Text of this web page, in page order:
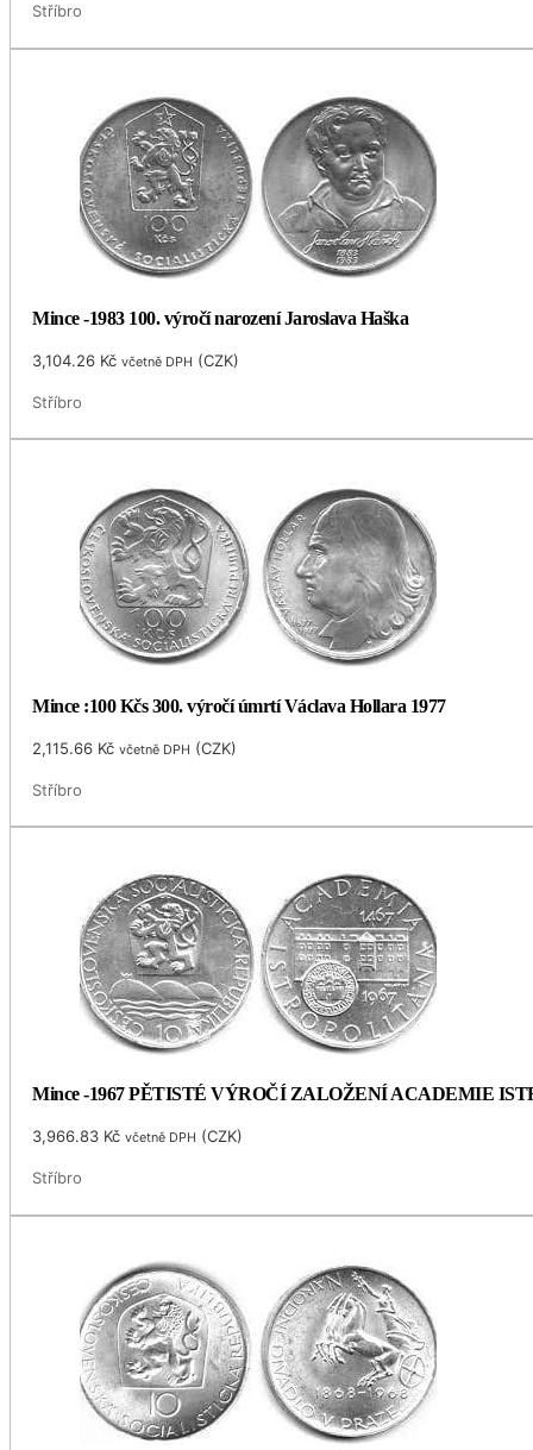
Stříbro
Mince -1983 100. výročí narození Jaroslava Haška
3,104.26 Kč včetně DPH (CZK)
Stříbro
Mince :100 Kčs 300. výročí úmrtí Václava Hollara 1977
2,115.66 Kč včetně DPH (CZK)
Stříbro
Mince -1967 PĚTISTÉ VÝROČÍ ZALOŽENÍ ACADEMIE
3,966.83 Kč včetně DPH (CZK)
Stříbro